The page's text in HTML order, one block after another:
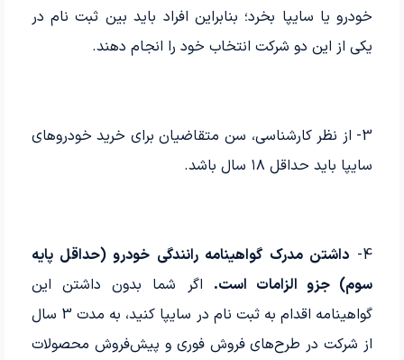
خودرو یا سایپا بخرد؛ بنابراین افراد باید بین ثبت نام در
یکی از این دو شرکت انتخاب خود را انجام دهند.
3- از نظر کارشناسی، سن متقاضیان برای خرید خودروهای
سایپا باید حداقل ۱۸ سال باشد.
4-
داشتن مدرک گواهینامه رانندگی خودرو (حداقل پایه
سوم) جزو الزامات است. اگر شما بدون داشتن این
گواهینامه اقدام به ثبت نام در سایپا کنید، به مدت 3 سال
از شرکت در طرح‌های فروش فوری و پیش‌فروش محصولات